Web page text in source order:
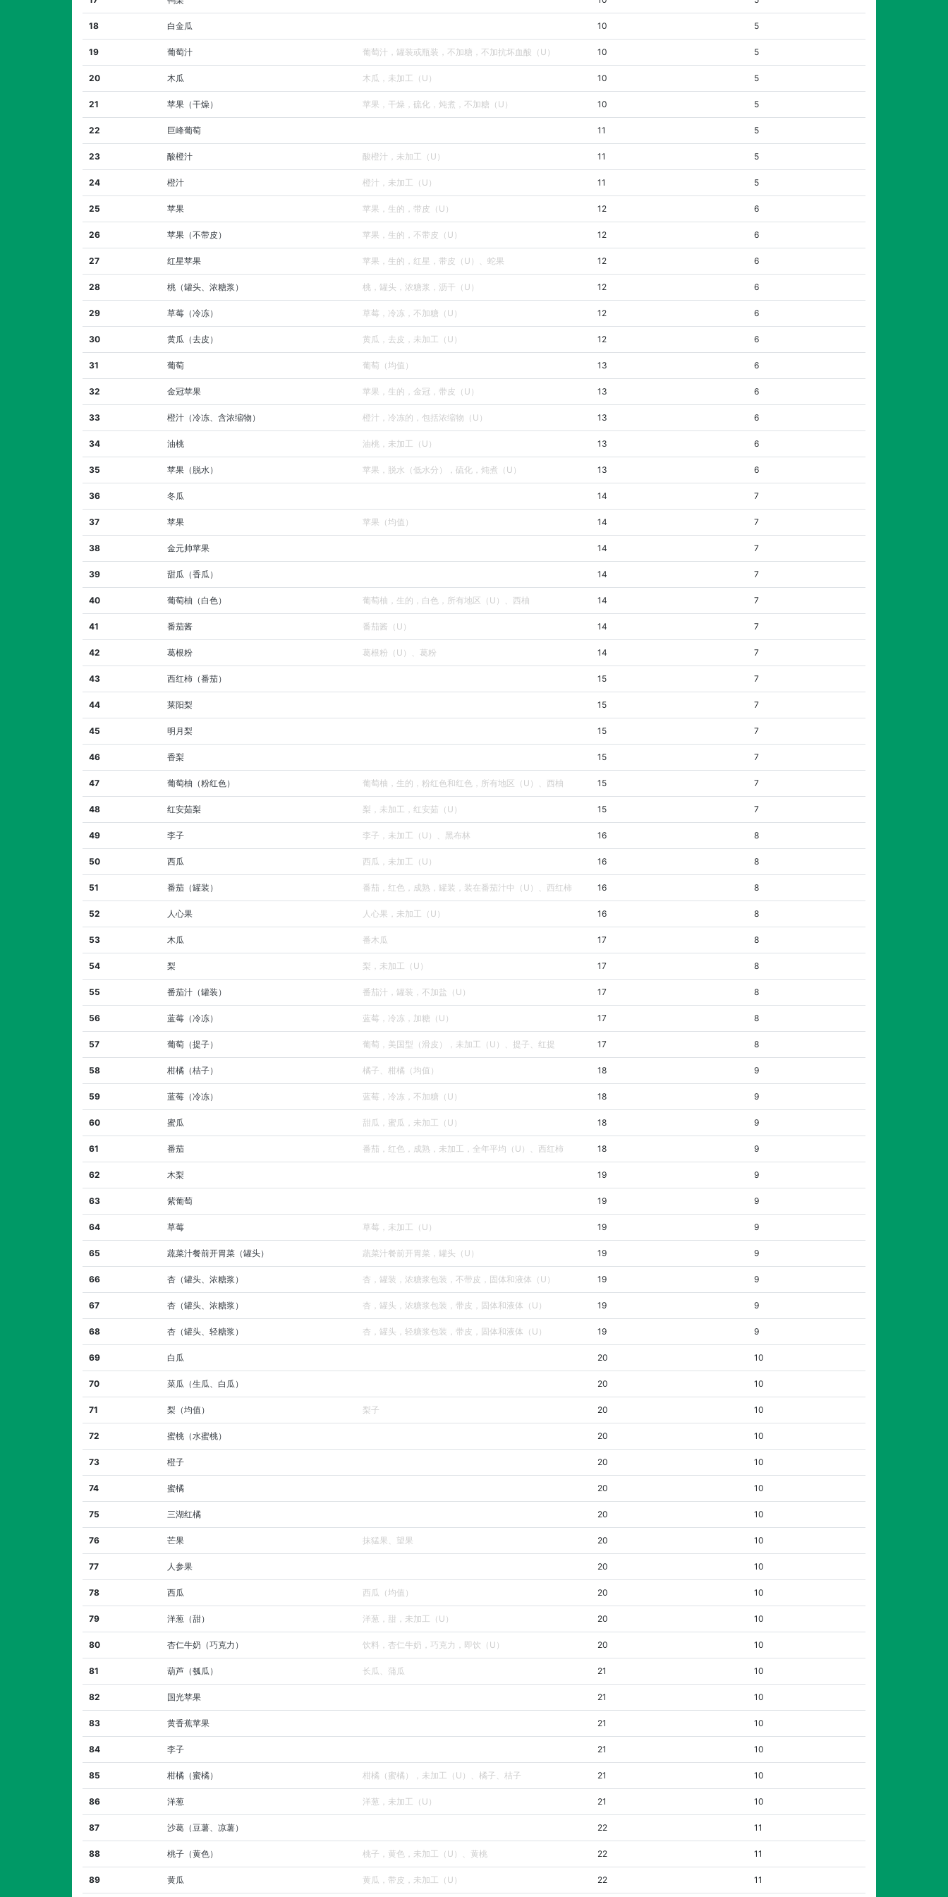
18 白金瓜 10 5
19 葡萄汁 葡萄汁，罐装或瓶装，不加糖，不加抗坏血酸（U） 10 5
20 木瓜 木瓜，未加工（U） 10 5
21 苹果（干燥） 苹果，干燥，硫化，炖煮，不加糖（U） 10 5
22 巨峰葡萄 11 5
23 酸橙汁 酸橙汁，未加工（U） 11 5
24 橙汁 橙汁，未加工（U） 11 5
25 苹果 苹果，生的，带皮（U） 12 6
26 苹果（不带皮） 苹果，生的，不带皮（U） 12 6
27 红星苹果 苹果，生的，红星，带皮（U）、蛇果 12 6
28 桃（罐头、浓糖浆） 桃，罐头，浓糖浆，沥干（U） 12 6
29 草莓（冷冻） 草莓，冷冻，不加糖（U） 12 6
30 黄瓜（去皮） 黄瓜，去皮，未加工（U） 12 6
31 葡萄 葡萄（均值） 13 6
32 金冠苹果 苹果，生的，金冠，带皮（U） 13 6
33 橙汁（冷冻、含浓缩物） 橙汁，冷冻的，包括浓缩物（U） 13 6
34 油桃 油桃，未加工（U） 13 6
35 苹果（脱水） 苹果，脱水（低水分），硫化，炖煮（U） 13 6
36 冬瓜 14 7
37 苹果 苹果（均值） 14 7
38 金元帅苹果 14 7
39 甜瓜（香瓜） 14 7
40 葡萄柚（白色） 葡萄柚，生的，白色，所有地区（U）、西柚 14 7
41 番茄酱 番茄酱（U） 14 7
42 葛根粉 葛根粉（U）、葛粉 14 7
43 西红柿（番茄） 15 7
44 莱阳梨 15 7
45 明月梨 15 7
46 香梨 15 7
47 葡萄柚（粉红色） 葡萄柚，生的，粉红色和红色，所有地区（U）、西柚 15 7
48 红安茹梨 梨，未加工，红安茹（U） 15 7
49 李子 李子，未加工（U）、黑布林 16 8
50 西瓜 西瓜，未加工（U） 16 8
51 番茄（罐装） 番茄，红色，成熟，罐装，装在番茄汁中（U）、西红柿 16 8
52 人心果 人心果，未加工（U） 16 8
53 木瓜 番木瓜 17 8
54 梨 梨，未加工（U） 17 8
55 番茄汁（罐装） 番茄汁，罐装，不加盐（U） 17 8
56 蓝莓（冷冻） 蓝莓，冷冻，加糖（U） 17 8
57 葡萄（提子） 葡萄，美国型（滑皮），未加工（U）、提子、红提 17 8
58 柑橘（桔子） 橘子、柑橘（均值） 18 9
59 蓝莓（冷冻） 蓝莓，冷冻，不加糖（U） 18 9
60 蜜瓜 甜瓜，蜜瓜，未加工（U） 18 9
61 番茄 番茄，红色，成熟，未加工，全年平均（U）、西红柿 18 9
62 木梨 19 9
63 紫葡萄 19 9
64 草莓 草莓，未加工（U） 19 9
65 蔬菜汁餐前开胃菜（罐头） 蔬菜汁餐前开胃菜，罐头（U） 19 9
66 杏（罐头、浓糖浆） 杏，罐装，浓糖浆包装，不带皮，固体和液体（U） 19 9
67 杏（罐头、浓糖浆） 杏，罐头，浓糖浆包装，带皮，固体和液体（U） 19 9
68 杏（罐头、轻糖浆） 杏，罐头，轻糖浆包装，带皮，固体和液体（U） 19 9
69 白瓜 20 10
70 菜瓜（生瓜、白瓜） 20 10
71 梨（均值） 梨子 20 10
72 蜜桃（水蜜桃） 20 10
73 橙子 20 10
74 蜜橘 20 10
75 三湖红橘 20 10
76 芒果 抹猛果、望果 20 10
77 人参果 20 10
78 西瓜 西瓜（均值） 20 10
79 洋葱（甜） 洋葱，甜，未加工（U） 20 10
80 杏仁牛奶（巧克力） 饮料，杏仁牛奶，巧克力，即饮（U） 20 10
81 葫芦（瓠瓜） 长瓜、蒲瓜 21 10
82 国光苹果 21 10
83 黄香蕉苹果 21 10
84 李子 21 10
85 柑橘（蜜橘） 柑橘（蜜橘），未加工（U）、橘子、桔子 21 10
86 洋葱 洋葱，未加工（U） 21 10
87 沙葛（豆薯、凉薯） 22 11
88 桃子（黄色） 桃子，黄色，未加工（U）、黄桃 22 11
89 黄瓜 黄瓜，带皮，未加工（U） 22 11